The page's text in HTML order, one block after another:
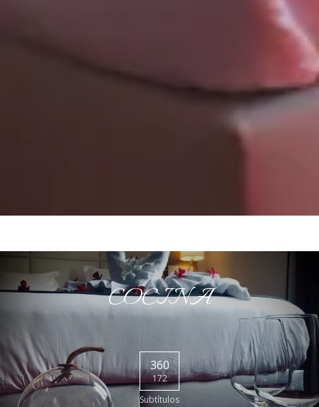
COCINA
360
172
Subtítulos